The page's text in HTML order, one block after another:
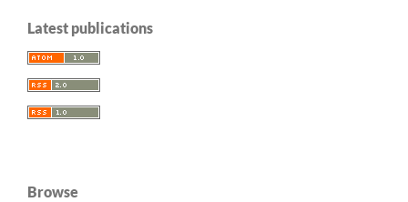
Latest publications
Browse